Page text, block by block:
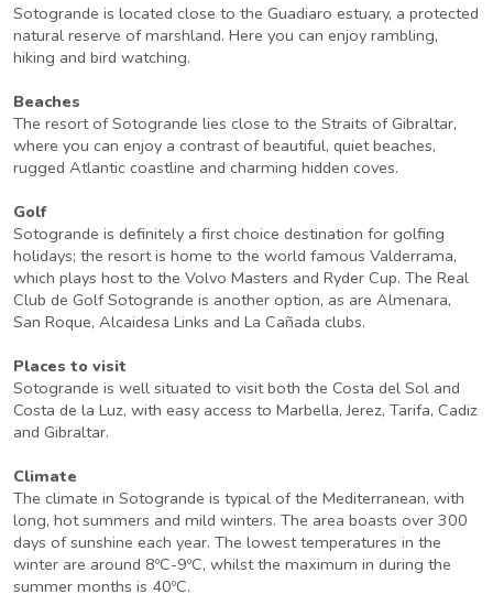
Sotogrande is located close to the Guadiaro estuary, a protected
natural reserve of marshland. Here you can enjoy rambling,
hiking and bird watching.
Beaches
The resort of Sotogrande lies close to the Straits of Gibraltar,
where you can enjoy a contrast of beautiful, quiet beaches,
rugged Atlantic coastline and charming hidden coves.
Golf
Sotogrande is definitely a first choice destination for golfing
holidays; the resort is home to the world famous Valderrama,
which plays host to the Volvo Masters and Ryder Cup. The Real
Club de Golf Sotogrande is another option, as are Almenara,
San Roque, Alcaidesa Links and La Cañada clubs.
Places to visit
Sotogrande is well situated to visit both the Costa del Sol and
Costa de la Luz, with easy access to Marbella, Jerez, Tarifa, Cadiz
and Gibraltar.
Climate
The climate in Sotogrande is typical of the Mediterranean, with
long, hot summers and mild winters. The area boasts over 300
days of sunshine each year. The lowest temperatures in the
winter are around 8ºC-9ºC, whilst the maximum in during the
summer months is 40ºC.